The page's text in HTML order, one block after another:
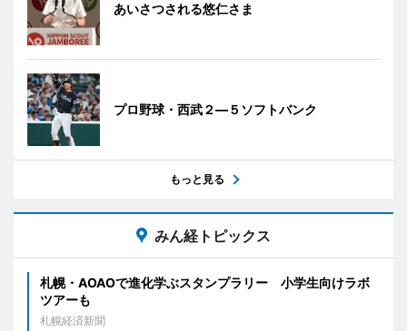
あいさつされる悠仁さま
プロ野球・西武２―５ソフトバンク
もっと見る
みん経トピックス
札幌・AOAOで進化学ぶスタンプラリー 小学生向けラボ
ツアーも
札幌経済新聞